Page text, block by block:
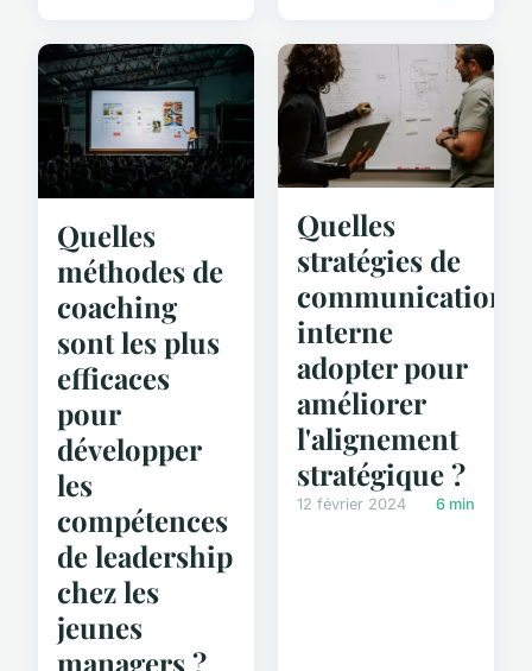
Quelles
méthodes de
coaching
sont les plus
efficaces
pour
développer
les
compétences
de leadership
chez les
jeunes
managers ?
Quelles
stratégies de
communication
interne
adopter pour
améliorer
l'alignement
stratégique ?
12 février 2024 6 min